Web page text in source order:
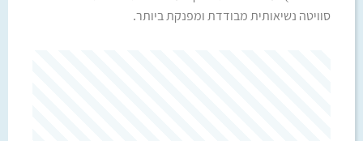
סוויטה נשיאותית מבודדת ומפנקת ביותר.